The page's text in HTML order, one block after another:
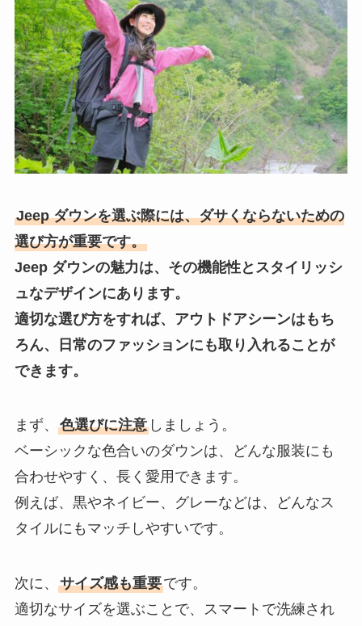
Jeep ダウンを選ぶ際には、ダサくならないための
選び方が重要です。
Jeep ダウンの魅力は、その機能性とスタイリッシ
ュなデザインにあります。
適切な選び方をすれば、アウトドアシーンはもち
ろん、日常のファッションにも取り入れることが
できます。
まず、 色選びに注意しましょう。
ベーシックな色合いのダウンは、どんな服装にも
合わせやすく、長く愛用できます。
例えば、黒やネイビー、グレーなどは、どんなス
タイルにもマッチしやすいです。
次に、 サイズ感も重要です。
適切なサイズを選ぶことで、スマートで洗練され